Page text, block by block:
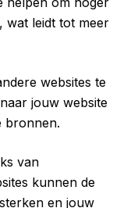
wat leidt tot meer
websites te
jouw website
bronnen.
van
kunnen de
en jouw